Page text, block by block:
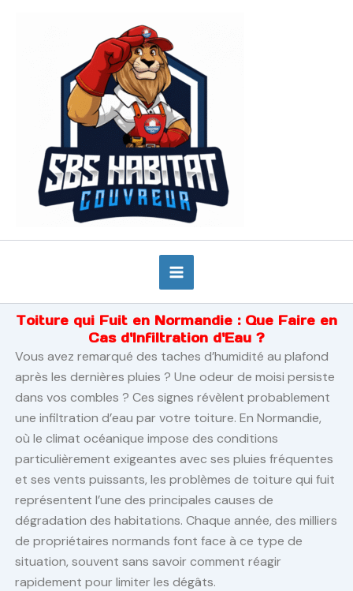
Toiture qui Fuit en Normandie : Que Faire en
Cas d'Infiltration d'Eau ?
Vous avez remarqué des taches d’humidité au plafond
après les dernières pluies ? Une odeur de moisi persiste
dans vos combles ? Ces signes révèlent probablement
une infiltration d’eau par votre toiture. En Normandie,
où le climat océanique impose des conditions
particulièrement exigeantes avec ses pluies fréquentes
et ses vents puissants, les problèmes de toiture qui fuit
représentent l’une des principales causes de
dégradation des habitations. Chaque année, des milliers
de propriétaires normands font face à ce type de
situation, souvent sans savoir comment réagir
rapidement pour limiter les dégâts.